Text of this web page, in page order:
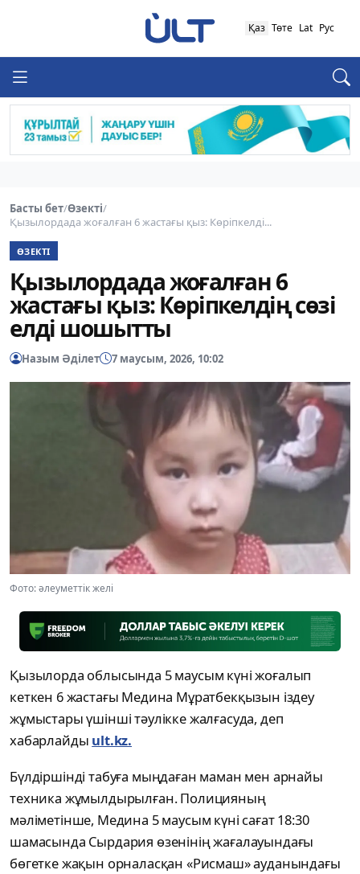
Қаз Төте Lat Рус
Басты бет/Өзекті/
Қызылордада жоғалған 6 жастағы қыз: Көріпкелді...
ӨЗЕКТІ
Қызылордада жоғалған 6
жастағы қыз: Көріпкелдің сөзі
елді шошытты
Назым Әділет 7 маусым, 2026, 10:02
Фото: әлеуметтік желі
Қызылорда облысында 5 маусым күні жоғалып
кеткен 6 жастағы Медина Мұратбекқызын іздеу
жұмыстары үшінші тәулікке жалғасуда, деп
хабарлайды ult.kz.
Бүлдіршінді табуға мыңдаған маман мен арнайы
техника жұмылдырылған. Полицияның
мәліметінше, Медина 5 маусым күні сағат 18:30
шамасында Сырдария өзенінің жағалауындағы
бөгетке жақын орналасқан «Рисмаш» ауданындағы